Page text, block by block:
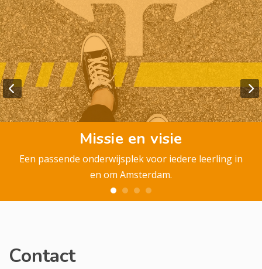
Missie en visie
Een passende onderwijsplek voor iedere leerling in
en om Amsterdam.
Contact